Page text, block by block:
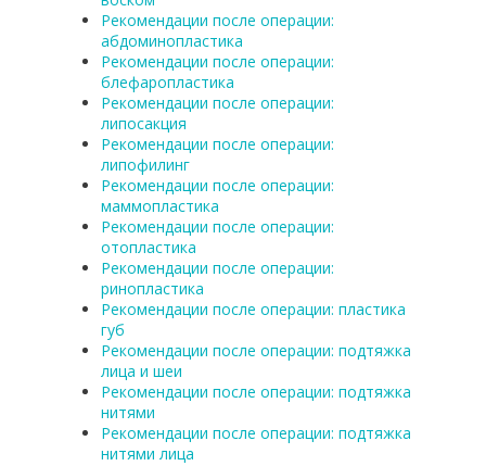
Рекомендации после операции:
абдоминопластика
Рекомендации после операции:
блефаропластика
Рекомендации после операции:
липосакция
Рекомендации после операции:
липофилинг
Рекомендации после операции:
маммопластика
Рекомендации после операции:
отопластика
Рекомендации после операции:
ринопластика
Рекомендации после операции: пластика
губ
Рекомендации после операции: подтяжка
лица и шеи
Рекомендации после операции: подтяжка
нитями
Рекомендации после операции: подтяжка
нитями лица